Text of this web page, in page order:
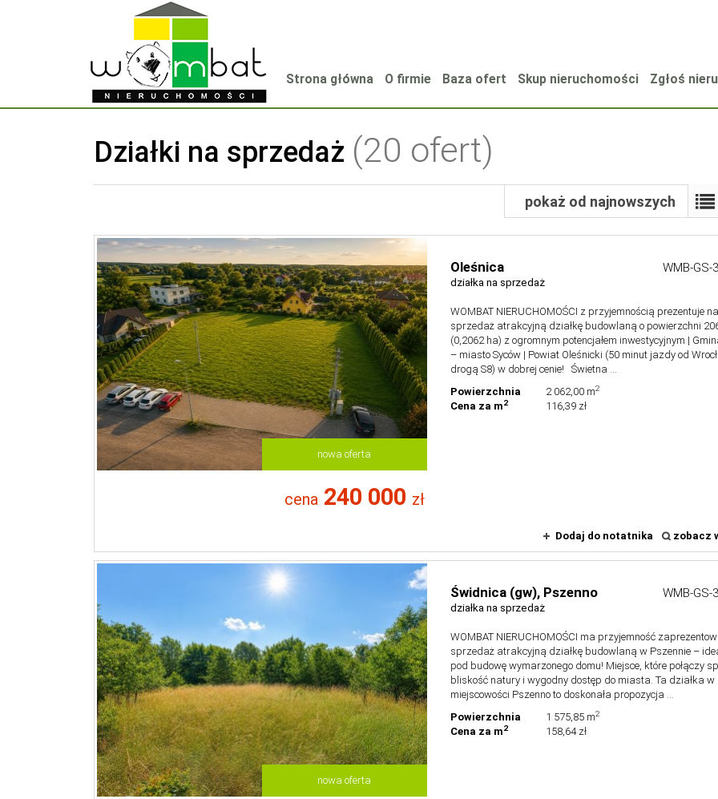
Strona główna O firmie Baza ofert Skup nieruchomości Zgłoś
Działki na sprzedaż (20 ofert)
pokaż od najnowszych
nowa oferta
Oleśnica
działka na sprzedaż
WMB-GS-
WOMBAT NIERUCHOMOŚCI z przyjemnością prezentuje na
sprzedaż atrakcyjną działkę budowlaną o powierzchni
(0,2062 ha) z ogromnym potencjałem inwestycyjnym |
– miasto Syców | Powiat Oleśnicki (50 minut jazdy od
drogą S8) w dobrej cenie! Świetna ...
Powierzchnia
2 062,00 m2
Cena za m2 116,39 zł
cena240 000 zł
Dodaj do notatnika zobacz
nowa oferta
Świdnica (gw), Pszenno
działka na sprzedaż
WMB-GS-
WOMBAT NIERUCHOMOŚCI ma przyjemność
sprzedaż atrakcyjną działkę budowlaną w Pszennie –
pod budowę wymarzonego domu! Miejsce, które połączy
bliskość natury i wygodny dostęp do miasta. Ta działka w
miejscowości Pszenno to doskonała propozycja ...
Powierzchnia
1 575,85 m2
Cena za m2 158,64 zł